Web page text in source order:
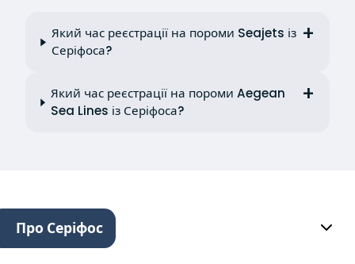
Який час реєстрації на пороми Seajets із
Серіфоса?
Який час реєстрації на пороми Aegean
Sea Lines із Серіфоса?
Про Серіфос